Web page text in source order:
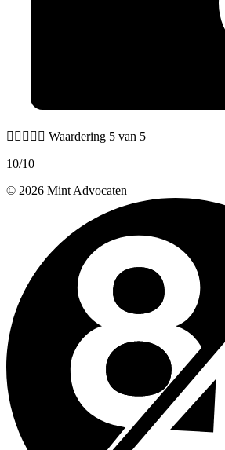
     Waardering 5 van 5
10/10
© 2026 Mint Advocaten